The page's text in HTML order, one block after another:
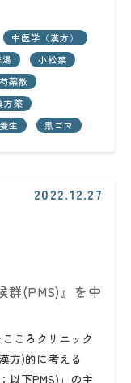
中医学（漢方）
小松菜
薬散
方薬
生 黒ゴマ
2022.12.27
群(PMS)』を中
ころクリニック
方)的に考える
以下PMS)」の主